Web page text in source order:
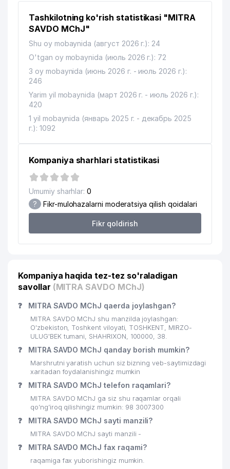
12 CHATKAL MOUNTAINS MChJ
13 INTER DIALOG MChJ
14
O'ZBEKISTON RESPUBLIKASI
BOLALAR DAVLAT KUTUBXONASI
367 м
15 АО ALFA LIFE INSURANCE 388 м
16 ALBETA XK 389 м
ELChINONASI
O'ZBEKISTON RESPUBLIKASI BOSH
PROKURATURASI
19 HUQUQ UK
IPAK YO'LI AITB MIRZO-ULUG'BEK
22 KOINOT-TV MChJ
ELChINONASI
24 FARMEXX MChJ 486 м
25 DELTA GLOBAL SOLUTIONS MChJ 492 м
26
USPENSKIY NOMIDAGI RESPUBLIKA
IXTISOSLASHTIRILGAN MUSIQA
MAKTABI
27 ARCH DECO MChJ
28
TOSHKENT SHAHAR QURILISH
SOHASIDA HUDUDIY NAZORAT
INSPEKSIYASI
29 BENTONITE MChJ
Tashkilotning ko'rish statistikasi "MITRA
SAVDO MChJ"
Shu oy mobaynida (август 2026 г.): 24
O'tgan oy mobaynida (июль 2026 г.): 72
3 oy mobaynida (июнь 2026 г. - июль 2026 г.):
246
Yarim yil mobaynida (март 2026 г. - июль 2026 г.):
420
1 yil mobaynida (январь 2025 г. - декабрь 2025
г.): 1092
Kompaniya sharhlari statistikasi
Umumiy sharhlar: 0
? Fikr-mulohazalarni moderatsiya qilish qoidalari
Fikr qoldirish
Kompaniya haqida tez-tez so'raladigan
savollar (MITRA SAVDO MChJ)
❓ MITRA SAVDO MChJ qaerda joylashgan?
MITRA SAVDO MChJ shu manzilda joylashgan:
O'zbekiston, Toshkent viloyati, TOSHKENT, MIRZO-
ULUG'BEK tumani, SHAHRIXON, 100000, 38.
❓ MITRA SAVDO MChJ qanday borish mumkin?
Marshrutni yaratish uchun siz bizning veb-saytimizdagi
xaritadan foydalanishingiz mumkin
❓ MITRA SAVDO MChJ telefon raqamlari?
MITRA SAVDO MChJ ga siz shu raqamlar orqali
qo’ng’iroq qilishingiz mumkin: 98 3007300
❓ MITRA SAVDO MChJ sayti manzili?
MITRA SAVDO MChJ sayti manzili -
❓ MITRA SAVDO MChJ fax raqami?
raqamiga fax yuborishingiz mumkin.